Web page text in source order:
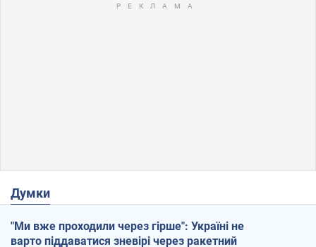
Думки
"Ми вже проходили через гірше": Україні не
варто піддаватися зневірі через ракетний